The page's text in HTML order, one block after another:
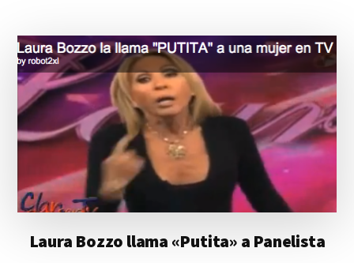
Laura Bozzo llama «Putita» a Panelista